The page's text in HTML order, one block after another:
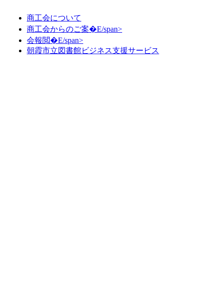
商工会について
商工会からのご案�E/span>
会報閲�E/span>
朝霞市立図書館ビジネス支援サービス